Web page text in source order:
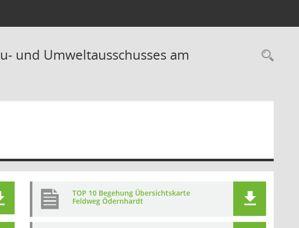
und Umweltausschusses am
TOP 10 Begehung Übersichtskarte
Feldweg Ödernhardt